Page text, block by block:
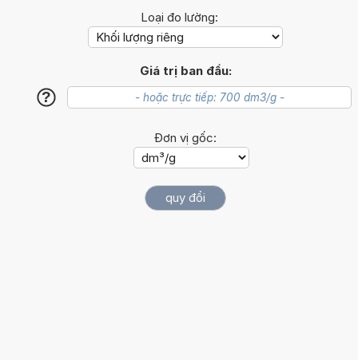
Loại đo lường:
Giá trị ban đầu:
?
Đơn vị gốc: